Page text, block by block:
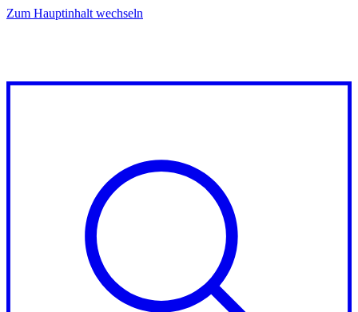
Zum Hauptinhalt wechseln